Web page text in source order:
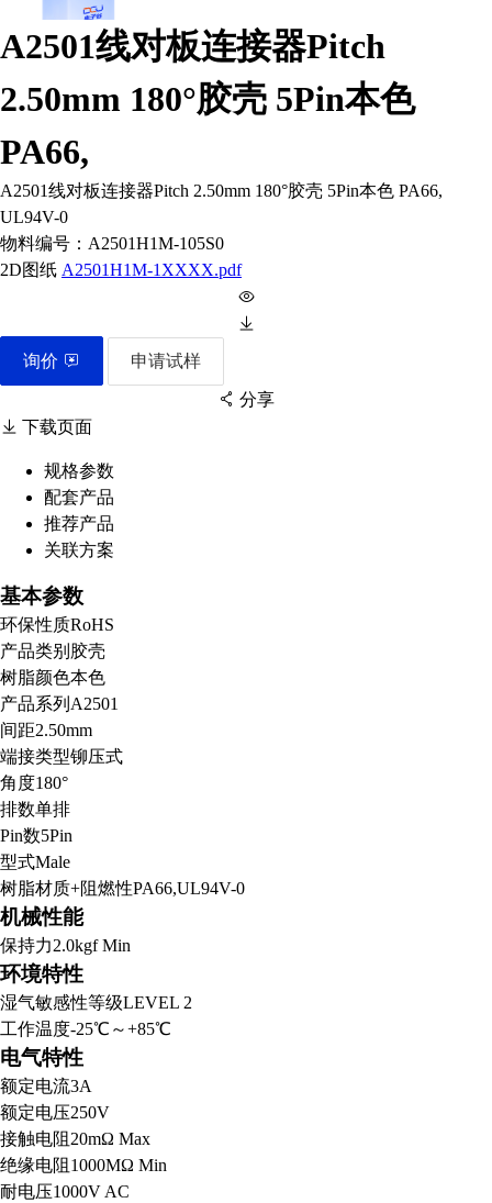
A2501线对板连接器Pitch
2.50mm 180°胶壳 5Pin本色
PA66,
A2501线对板连接器Pitch 2.50mm 180°胶壳 5Pin本色 PA66,
UL94V-0
物料编号： A2501H1M-105S0
2D图纸 A2501H1M-1XXXX.pdf
询价 申请试样
分享
下载页面
规格参数
配套产品
推荐产品
关联方案
基本参数
环保性质RoHS
产品类别 胶壳
树脂颜色本色
产品系列 A2501
间距2.50mm
端接类型铆压式
角度180°
排数单排
Pin数5Pin
型式Male
树脂材质+阻燃性PA66,UL94V-0
机械性能
保持力2.0kgf Min
环境特性
湿气敏感性等级LEVEL 2
工作温度-25℃～+85℃
电气特性
额定电流3A
额定电压250V
接触电阻 20mΩ Max
绝缘电阻 1000MΩ Min
耐电压1000V AC